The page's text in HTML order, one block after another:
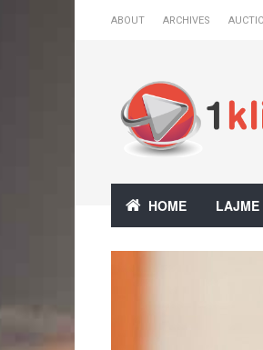
ABOUT ARCHIVES
HOME LAJME